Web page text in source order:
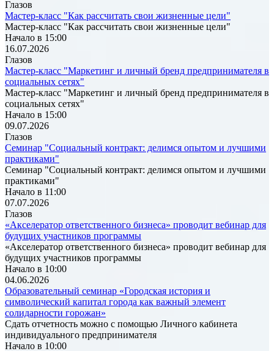
Глазов
Мастер-класс "Как рассчитать свои жизненные цели"
Мастер-класс "Как рассчитать свои жизненные цели"
Начало в 15:00
16.07.2026
Глазов
Мастер-класс "Маркетинг и личный бренд предпринимателя в
социальных сетях"
Мастер-класс "Маркетинг и личный бренд предпринимателя в
социальных сетях"
Начало в 15:00
09.07.2026
Глазов
Семинар "Социальный контракт: делимся опытом и лучшими
практиками"
Семинар "Социальный контракт: делимся опытом и лучшими
практиками"
Начало в 11:00
07.07.2026
Глазов
«Акселератор ответственного бизнеса» проводит вебинар для
будущих участников программы
«Акселератор ответственного бизнеса» проводит вебинар для
будущих участников программы
Начало в 10:00
04.06.2026
Образовательный семинар «Городская история и
символический капитал города как важный элемент
солидарности горожан»
Сдать отчетность можно с помощью Личного кабинета
индивидуального предпринимателя
Начало в 10:00